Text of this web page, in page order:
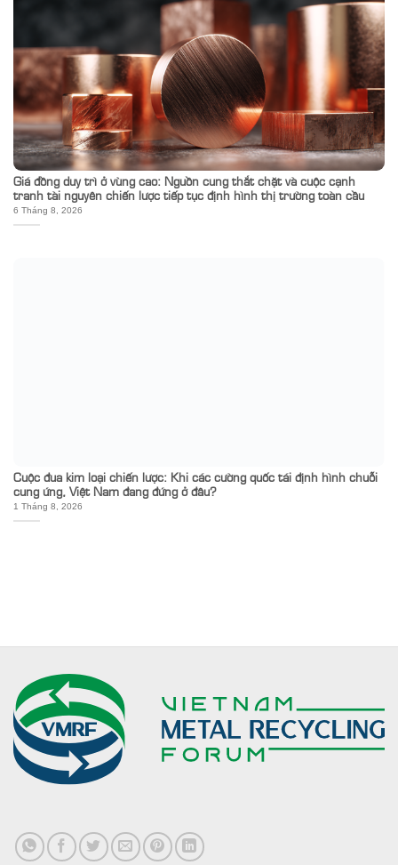
Giá đồng duy trì ở vùng cao: Nguồn cung thắt chặt và cuộc cạnh
tranh tài nguyên chiến lược tiếp tục định hình thị trường toàn cầu
6 Tháng 8, 2026
Cuộc đua kim loại chiến lược: Khi các cường quốc tái định hình chuỗi
cung ứng, Việt Nam đang đứng ở đâu?
1 Tháng 8, 2026